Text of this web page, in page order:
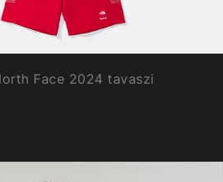
Face 2024 tavaszi